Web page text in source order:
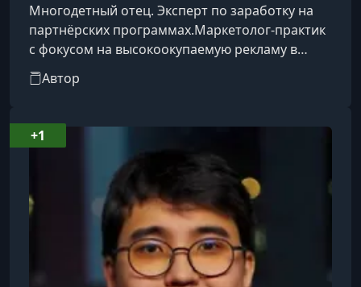
Многодетный отец. Эксперт по заработку на
партнёрских программах.Маркетолог-практик
с фокусом на высокоокупаемую рекламу в
интернете. Специализируется на поиске и
масштабировании «золотых» связок из
окупаемостью до 1000%.Ключевая экспертиза
и результаты:Более 8 000 часов практики в
настройке Яндекс.Директ и Google
AdsНастраивал рекламу для 300+ ниш и
бизнесовЗа 20 дней привёл клиенту 15 000
подписчиковОдно рекламное
Автор
+1